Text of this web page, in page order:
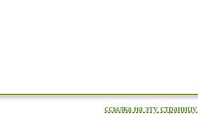
ссылка на эту страницу